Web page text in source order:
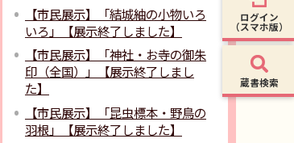
【市民展示】「結城紬の小物いろ
いろ」【展示終了しました】
【市民展示】「神社・お寺の御朱
印（全国）」【展示終了しまし
た】
【市民展示】「昆虫標本・野鳥の
羽根」【展示終了しました】
ログイン
（スマホ版）
蔵書検索